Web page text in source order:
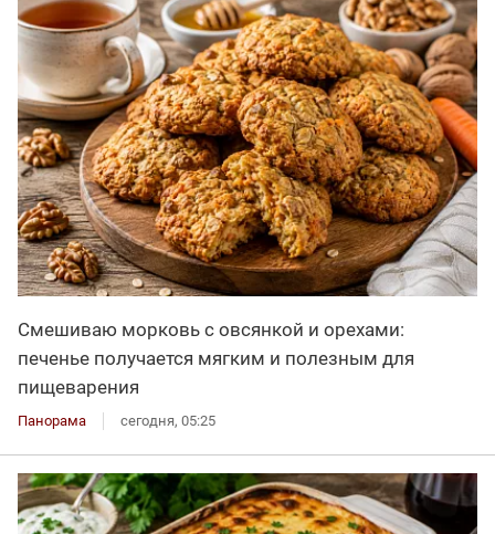
Смешиваю морковь с овсянкой и орехами:
печенье получается мягким и полезным для
пищеварения
Панорама сегодня, 05:25